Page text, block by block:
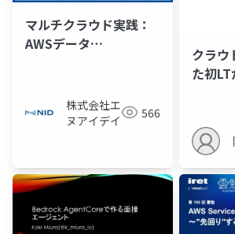
マルチクラウド実践：
AWSデータ
株式会社エ
ヌアイデイ
566
クラウ
た初